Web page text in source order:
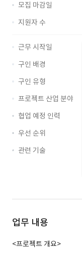
모집 마감일
지원자 수
근무 시작일
구인 배경
구인 유형
프로젝트 산업 분야
협업 예정 인력
우선 순위
관련 기술
업무 내용
<프로젝트 개요>